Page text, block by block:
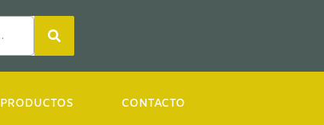
PRODUCTOS CONTACTO